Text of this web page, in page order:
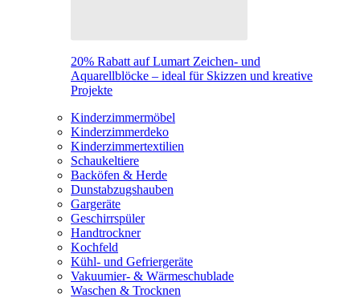
20% Rabatt auf Lumart Zeichen- und
Aquarellblöcke – ideal für Skizzen und kreative
Projekte
Kinderzimmermöbel
Kinderzimmerdeko
Kinderzimmertextilien
Schaukeltiere
Backöfen & Herde
Dunstabzugshauben
Gargeräte
Geschirrspüler
Handtrockner
Kochfeld
Kühl- und Gefriergeräte
Vakuumier- & Wärmeschublade
Waschen & Trocknen